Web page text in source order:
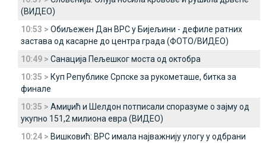
(ВИДЕО)
10:53 > Обиљежен Дан ВРС у Бијељини - дефиле ратних
застава од касарне до центра града (ФОТО/ВИДЕО)
10:49 > Санација Пељешког моста од октобра
10:35 > Куп Републике Српске за рукометаше, битка за
финале
10:35 > Амиџић и Шелдон потписали споразуме о зајму од
укупно 151,2 милиона евра (ВИДЕО)
10:24 > Вишковић: ВРС имала најважнију улогу у одбрани